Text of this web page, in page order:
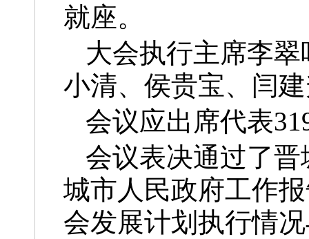
就座。
大会执行主席李
小清、侯贵宝、闫
会议应出席代表
会议表决通过了
城市人民政府工作
会发展计划执行情